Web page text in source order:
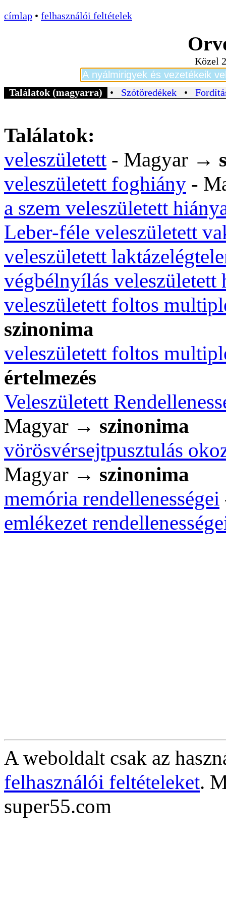
címlap • felhasználói feltételek
Közel
Találatok (magyarra) • Szótöredékek •
Találatok:
veleszületett- Magyar →
veleszületett foghiány -
a szem veleszületett
Leber-féle veleszületett
veleszületett
végbélnyílás veleszületett
veleszületett foltos
szinonima
veleszületett foltos
értelmezés
Veleszületett
Magyar → szinonima
vörösvérsejtpusztulás
Magyar → szinonima
memória rendellenességei
emlékezet
A weboldalt csak az
felhasználói feltételeket.
super55.com